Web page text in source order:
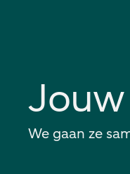
We gaan ze